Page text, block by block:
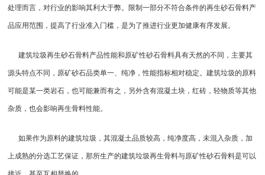
处理而言，对行业的影响其利大于弊。限制一部分不符合条件的再生砂石骨料产
品应用范围，提高了行业准入门槛，是为了推进行业更加健康有序发展。
建筑垃圾再生砂石骨料产品性能和原矿性砂石骨料具有天然的不同，主要其
源头特点不同，原矿砂石品类单一、纯净，性能指标相对稳定。建筑垃圾的原料
可能是某一类岩石，也可能兼而有之，另外含有混凝土块，红砖，轻物质等其他
杂质，也会影响再生骨料性能。
如果作为原料的建筑垃圾，其混凝土品质较高，纯净度高，未混入杂质，加
上成熟的分选工艺保证，那所生产的建筑垃圾再生骨料与原矿性砂石骨料是可以